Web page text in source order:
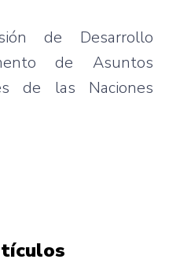
de Desarrollo
de Asuntos
de las Naciones